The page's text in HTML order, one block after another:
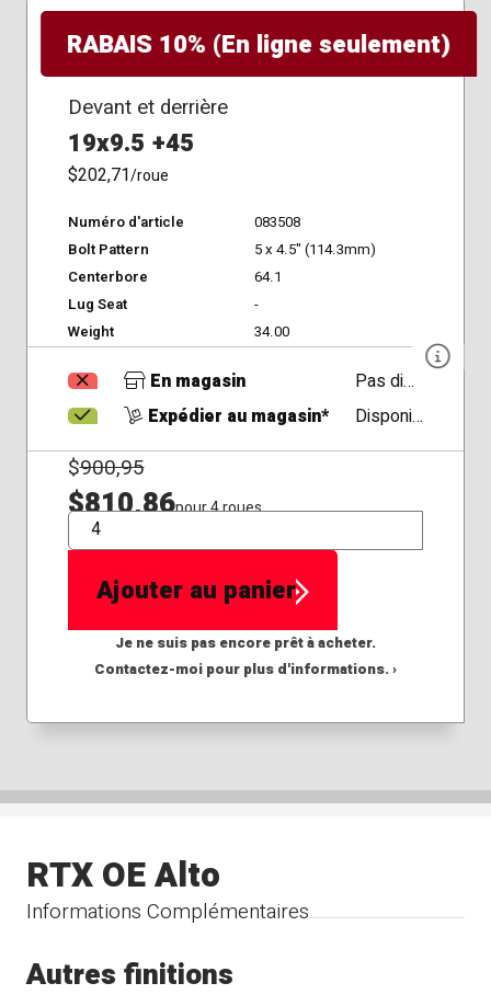
RABAIS 10% (En ligne seulement)
Devant et derrière
19x9.5 +45
$202,71/roue
Numéro d'article
083508
Bolt Pattern
5 x 4.5" (114.3mm)
Centerbore
64.1
Lug Seat
-
Weight
34.00
En magasin
Pas disponible
Expédier au magasin*
Disponible
$900,95
$810,86pour 4 roues
QTÉ
Ajouter au panier
Je ne suis pas encore prêt à acheter.
Contactez-moi pour plus d'informations. ›
Informations Complémentaires
RTX OE Alto
Autres finitions